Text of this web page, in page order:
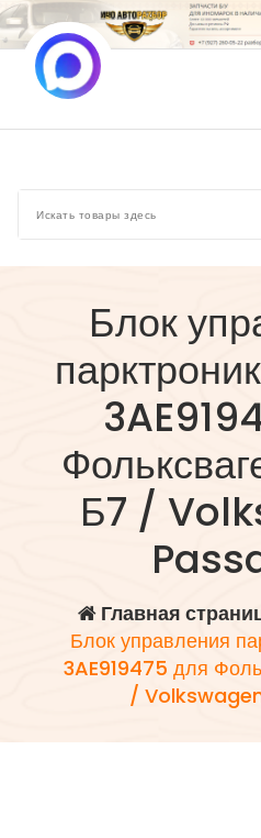
Перейти
к
содержимому
Блок
Б7 /
Главная
Блок управления
3AE919475 для
/